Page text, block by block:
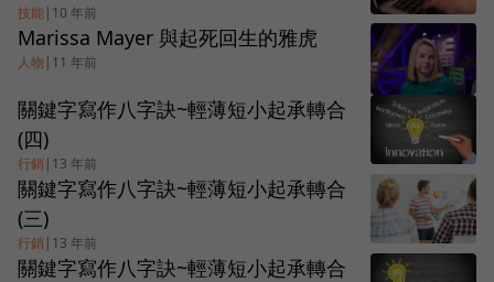
技能| 10 年前
Marissa Mayer 與起死回生的雅虎
人物 | 11 年前
關鍵字寫作八字訣~輕薄短小起承轉合
(四)
行銷| 13 年前
關鍵字寫作八字訣~輕薄短小起承轉合
(三)
行銷| 13 年前
關鍵字寫作八字訣~輕薄短小起承轉合